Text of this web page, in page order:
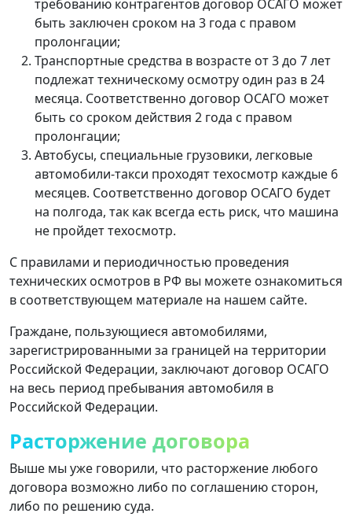
требованию контрагентов договор ОСАГО может
быть заключен сроком на 3 года с правом
пролонгации;
Транспортные средства в возрасте от 3 до 7 лет
подлежат техническому осмотру один раз в 24
месяца. Соответственно договор ОСАГО может
быть со сроком действия 2 года с правом
пролонгации;
Автобусы, специальные грузовики, легковые
автомобили-такси проходят техосмотр каждые 6
месяцев. Соответственно договор ОСАГО будет
на полгода, так как всегда есть риск, что машина
не пройдет техосмотр.
С правилами и периодичностью проведения
технических осмотров в РФ вы можете ознакомиться
в соответствующем материале на нашем сайте.
Граждане, пользующиеся автомобилями,
зарегистрированными за границей на территории
Российской Федерации, заключают договор ОСАГО
на весь период пребывания автомобиля в
Российской Федерации.
Расторжение договора
Выше мы уже говорили, что расторжение любого
договора возможно либо по соглашению сторон,
либо по решению суда.